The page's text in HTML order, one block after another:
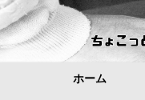
ホーム